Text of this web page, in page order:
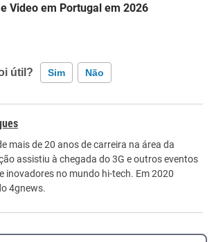
Video em Portugal em 2026
útil? Sim Não
informação incorreta
tem a informação que procuro
mais de 20 anos de carreira na área da
assistiu à chegada do 3G e outros eventos
inovadores no mundo hi-tech. Em 2020
4gnews.